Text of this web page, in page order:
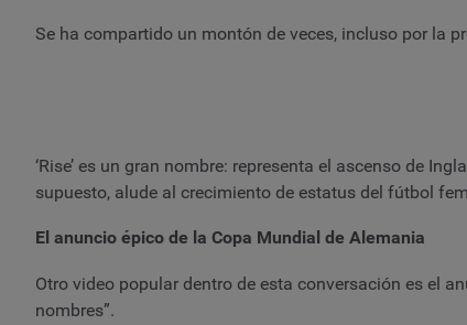
Se ha compartido un montón de veces, incluso por la
‘Rise’ es un gran nombre: representa el ascenso de
supuesto, alude al crecimiento de estatus del fútbol
El anuncio épico de la Copa Mundial de Alemania
Otro video popular dentro de esta conversación es el
nombres”.